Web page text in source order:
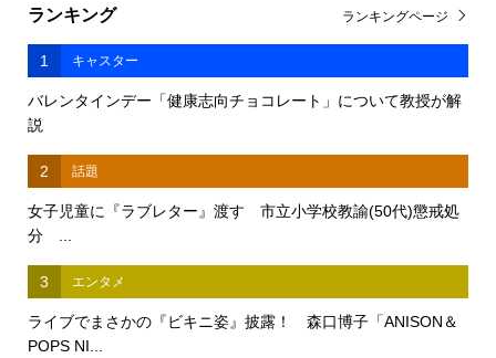
ランキング
1 キャスター
バレンタインデー「健康志向チョコレート」について教授が解
説
2 話題
女子児童に『ラブレター』渡す 市立小学校教諭(50代)懲戒処
分 ...
3 エンタメ
ライブでまさかの『ビキニ姿』披露！ 森口博子「ANISON＆
POPS NI...
ランキングページ